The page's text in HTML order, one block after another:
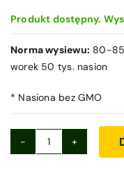
Produkt dostępny.
Norma wysiewu: 80-85
worek 50 tys. nasion
* Nasiona bez GMO
ilość